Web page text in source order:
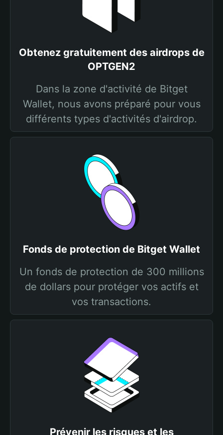
Obtenez gratuitement des airdrops de
OPTGEN2
Dans la zone d'activité de Bitget
Wallet, nous avons préparé pour vous
différents types d'activités d'airdrop.
Fonds de protection de Bitget Wallet
Un fonds de protection de 300 millions
de dollars pour protéger vos actifs et
vos transactions.
Prévenir les risques et les